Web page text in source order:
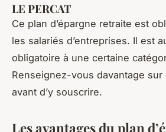
LE PERCAT
Ce plan d’épargne retraite est
les salariés d’entreprises. Il est
obligatoire à une certaine
Renseignez-vous davantage
avant d’y souscrire.
Les avantages du plan